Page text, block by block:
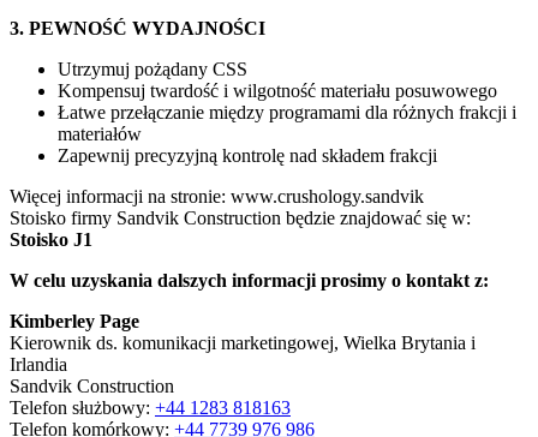
3. PEWNOŚĆ WYDAJNOŚCI
Utrzymuj pożądany CSS
Kompensuj twardość i wilgotność materiału posuwowego
Łatwe przełączanie między programami dla różnych frakcji i
materiałów
Zapewnij precyzyjną kontrolę nad składem frakcji
Więcej informacji na stronie: www.crushology.sandvik
Stoisko firmy Sandvik Construction będzie znajdować się w:
Stoisko J1
W celu uzyskania dalszych informacji prosimy o kontakt z:
Kimberley Page
Kierownik ds. komunikacji marketingowej, Wielka Brytania i
Irlandia
Sandvik Construction
Telefon służbowy: +44 1283 818163
Telefon komórkowy: +44 7739 976 986